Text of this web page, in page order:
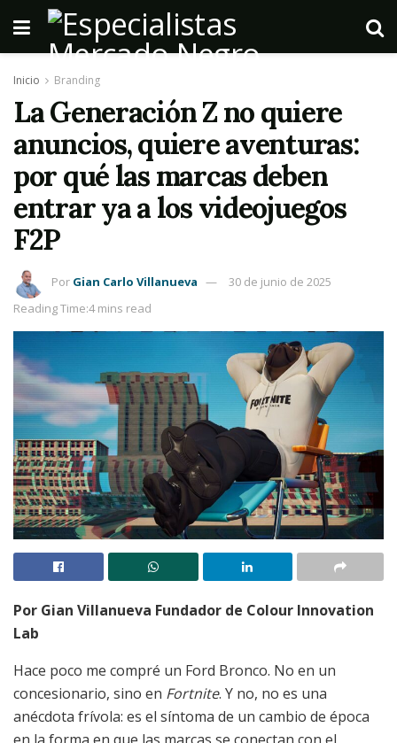
Inicio Branding
La Generación Z no quiere
anuncios, quiere aventuras:
por qué las marcas deben
entrar ya a los videojuegos
F2P
Por Gian Carlo Villanueva
30 de junio de 2025
Reading Time:4 mins read
Por Gian Villanueva Fundador de Colour Innovation
Lab
Hace poco me compré un Ford Bronco. No en un
concesionario, sino en Fortnite. Y no, no es una
anécdota frívola: es el síntoma de un cambio de época